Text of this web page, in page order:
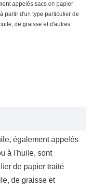
appelés sacs en papier
partir d'un type particulier de
de graisse et d'autres
également appelés
à l'huile, sont
de papier traité
de graisse et